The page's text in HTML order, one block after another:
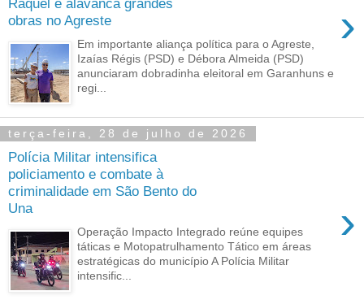
Raquel e alavanca grandes
obras no Agreste
›
Em importante aliança política para o Agreste,
Izaías Régis (PSD) e Débora Almeida (PSD)
anunciaram dobradinha eleitoral em Garanhuns e
regi...
terça-feira, 28 de julho de 2026
Polícia Militar intensifica
policiamento e combate à
criminalidade em São Bento do
Una
›
Operação Impacto Integrado reúne equipes
táticas e Motopatrulhamento Tático em áreas
estratégicas do município A Polícia Militar
intensific...